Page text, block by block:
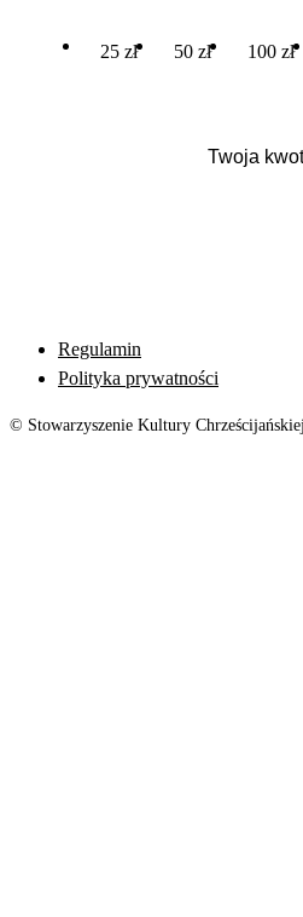
25 zł 50 zł 100 zł
Regulamin
Polityka prywatności
© Stowarzyszenie Kultury